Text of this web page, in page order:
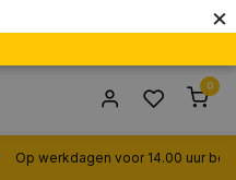
×
0
Op werkdagen voor 14.00 uur